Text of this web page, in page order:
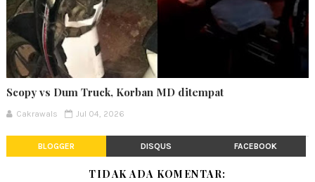
Scopy vs Dum Truck, Korban MD ditempat
Cakrawals Jul 04, 2026
BLOGGER DISQUS FACEBOOK
TIDAK ADA KOMENTAR: